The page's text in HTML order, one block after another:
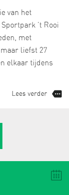
van het
’t Rooi
met
liefst 27
elkaar tijdens
Lees verder